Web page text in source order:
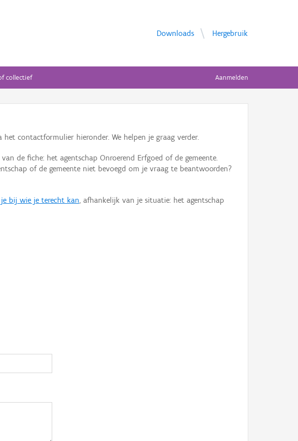
Downloads Hergebruik
collectief Aanmelden
contactformulier hieronder. We helpen je graag verder.
de fiche: het agentschap Onroerend Erfgoed of de gemeente.
of de gemeente niet bevoegd om je vraag te beantwoorden?
bij wie je terecht kan, afhankelijk van je situatie: het agentschap